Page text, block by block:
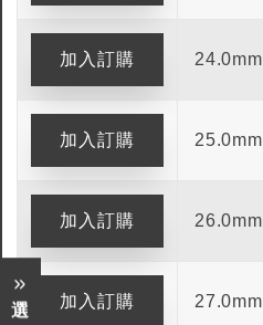
選
24.0mm
25.0mm
26.0mm
27.0mm